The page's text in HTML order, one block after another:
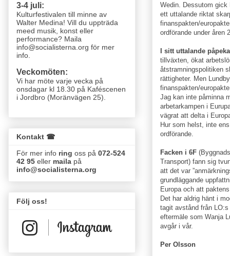
Wedin. Dessutom
ett uttalande riktat
finanspakten/
ordförande under åren
I sitt uttalande
tillväxten, ökat
åtstramningspolitiken
rättigheter. Men
finanspakten/
Jag kan inte påminna
arbetarkampen i
vägrat att delta i
Hur som helst, inte
ordförande.
Facken i 6F
Transport) fann sig
att det var
grundläggande
Europa och att
Det har aldrig hänt i
tagit avstånd från
eftermäle som Wanja
avgår i vår.
Per Olsson
3-4 juli:
Kulturfestivalen till minne av
Walter Medina! Vill du uppträda
meed musik, konst eller
performance? Maila
info@socialisterna.org för mer
info.
Veckomöten:
Vi har möte varje vecka på
onsdagar kl 18.30 på Kaféscenen
i Jordbro (Moränvägen 25)
Kontakt ☎
För mer info ring oss på 072-524
42 95 eller maila på
info@socialisterna.org
Följ oss!